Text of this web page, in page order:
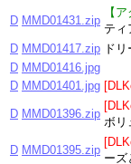
D MMD01431.zip
【
ティ
D MMD01417.zip ド
D MMD01416.jpg
D MMD01401.jpg
D MMD01396.zip
ボリ
D MMD01395.zip
ーズ